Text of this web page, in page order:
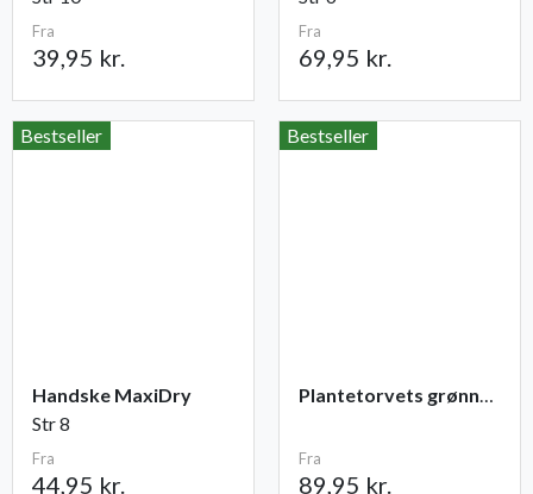
Fra
39,95 kr.
Fra
69,95 kr.
Bestseller
Handske MaxiDry
Str 8
Fra
44,95 kr.
Bestseller
Plantetorvets grønne vandingspose 75 liter
Fra
89,95 kr.